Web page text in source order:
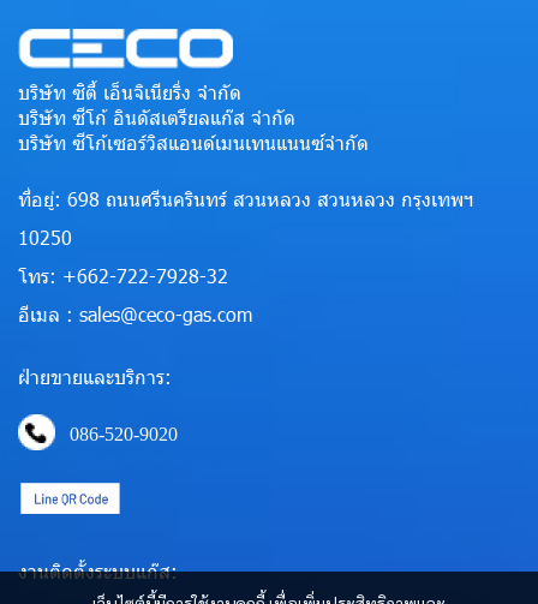
บริษัท ซิตี้ เอ็นจิเนียริ่ง จำกัด
บริษัท ซีโก้ อินดัสเตรียลแก๊ส จำกัด
บริษัท ซีโก้เซอร์วิสแอนด์เมนเทนแนนซ์จำกัด
ที่อยู่: 698 ถนนศรีนครินทร์ สวนหลวง สวนหลวง กรุงเทพฯ
10250
โทร: +662-722-7928-32
อีเมล : sales@ceco-gas.com
ฝ่ายขายและบริการ:
086-520-9020
งานติดตั้งระบบแก๊ส: